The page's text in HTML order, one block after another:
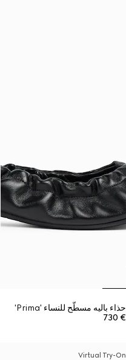
حذاء باليه مسطّح للنساء 'Prima'
€ 730
Virtual Try-On